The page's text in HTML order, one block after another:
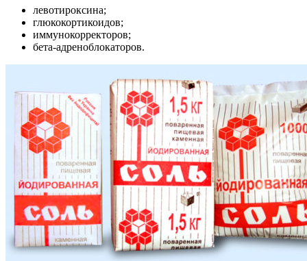
левотироксина;
глюкокортикоидов;
иммунокорректоров;
бета-адреноблокаторов.